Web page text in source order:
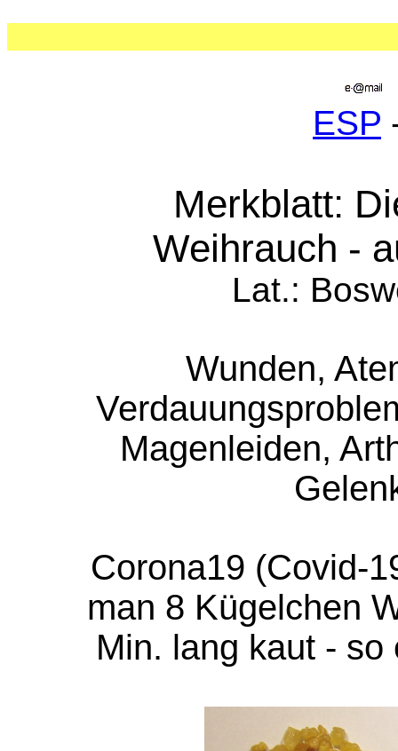
ESP
Merkblatt:
Weihrauch -
Lat.:
Wunden,
Magenleiden,
Corona19 (Covid-
man 8 Kügelchen
Min. lang kaut -